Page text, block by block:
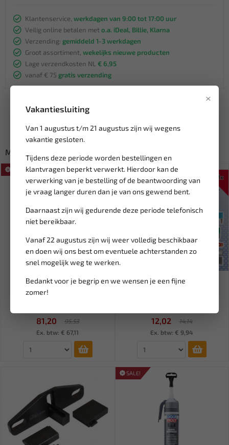
×
Vakantiesluiting
Van 1 augustus t/m 21 augustus zijn wij wegens
vakantie gesloten.
Tijdens deze periode worden bestellingen en
klantvragen beperkt verwerkt. Hierdoor kan de
verwerking van je bestelling of de beantwoording van
je vraag langer duren dan je van ons gewend bent.
Daarnaast zijn wij gedurende deze periode telefonisch
niet bereikbaar.
Vanaf 22 augustus zijn wij weer volledig beschikbaar
en doen wij ons best om eventuele achterstanden zo
snel mogelijk weg te werken.
Bedankt voor je begrip en we wensen je een fijne
zomer!
Klantenservice, werkdagen van 9:00 tot 17:00 uur
Veilig online betalen met o.a. iDeal, Billie, Klarna
Verzending: gemiddeld 1-3 werkdagen
Groot assortiment, wekelijks nieuwe producten
Lage verzendkosten NL € 6,95
vanaf € 75 gratis verzending
Misschien ook interessant:
FORCE 1/2" Tooltray
Krachtdoppen 10 t/m 32 mm
81,20
95,53
Ex. btw: € 67,11
SALE!
BGS Assortiment Mini
12,02
14,14
Ex. btw: € 9,94
SALE!